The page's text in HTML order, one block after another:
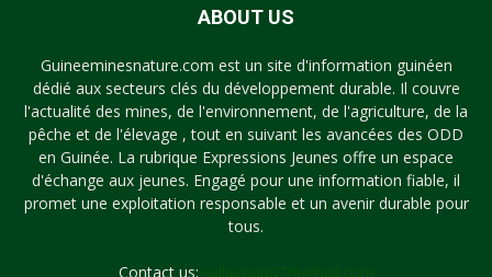
ABOUT US
Guineeminesnature.com est un site d'information guinéen
dédié aux secteurs clés du développement durable. Il couvre
l'actualité des mines, de l'environnement, de l'agriculture, de la
pêche et de l'élevage , tout en suivant les avancées des ODD
en Guinée. La rubrique Expressions Jeunes offre un espace
d'échange aux jeunes. Engagé pour une information fiable, il
promet une exploitation responsable et un avenir durable pour
tous.
Contact us: